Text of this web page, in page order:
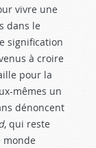
vivre une
dans le
signification
à croire
pour la
mêmes un
dénoncent
, qui reste
monde